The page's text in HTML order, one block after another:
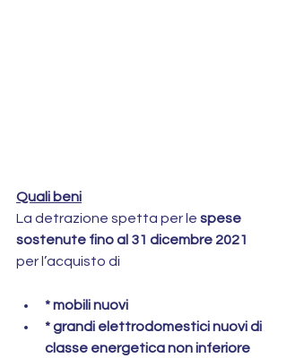
Quali beni
La detrazione spetta per le spese
sostenute fino al 31 dicembre 2021
per l’acquisto di
* mobili nuovi
* grandi elettrodomestici nuovi di
classe energetica non inferiore